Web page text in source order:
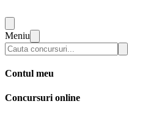
Meniu
Contul meu
Concursuri online